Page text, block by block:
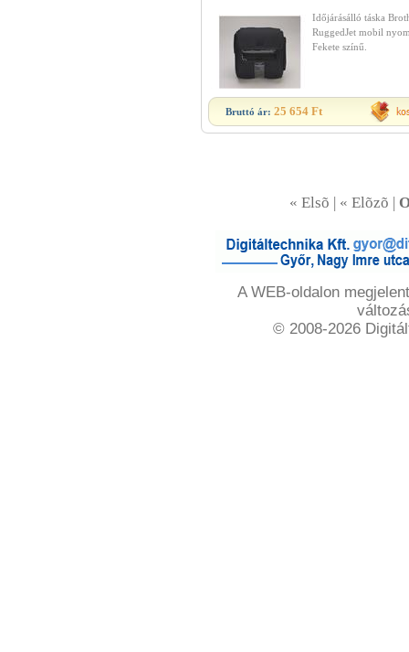
Időjárásálló táska
RuggedJet mobil
Fekete színű.
Bruttó ár: 25 654 Ft
« Elsõ | « Elõzõ |
A WEB-oldalon
© 2008-2026